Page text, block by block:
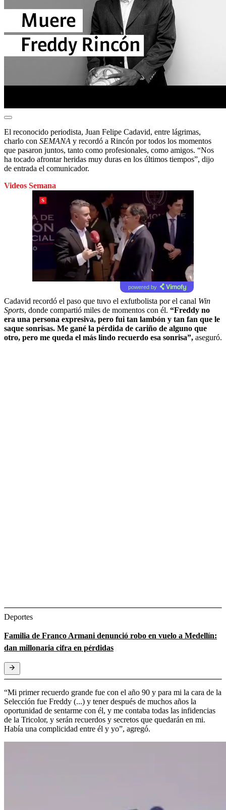
El reconocido periodista, Juan Felipe Cadavid, entre lágrimas,
charlo con SEMANA y recordó a Rincón por todos los momentos
que pasaron juntos, tanto como profesionales, como amigos. “Nos
ha tocado afrontar heridas muy duras en los últimos tiempos”, dijo
de entrada el comunicador.
Videos Semana
powered by
Cadavid recordó el paso que tuvo el exfutbolista por el canal Win
Sports, donde compartió miles de momentos con él. “Freddy no
era una persona expresiva, pero fui tan lambón y tan fan que le
saque sonrisas. Me gané la pérdida de cariño de alguno que
otro, pero me queda el más lindo recuerdo esa sonrisa”, aseguró.
Deportes
Familia de Franco Armani denunció robo en vuelo a Medellín:
dan millonaria cifra en pérdidas
“Mi primer recuerdo grande fue con el año 90 y para mi la cara de la
Selección fue Freddy (...) y tener después de muchos años la
oportunidad de sentarme con él, y me contaba todas las infidencias
de la Tricolor, y serán recuerdos y secretos que quedarán en mi.
Había una complicidad entre él y yo”, agregó.